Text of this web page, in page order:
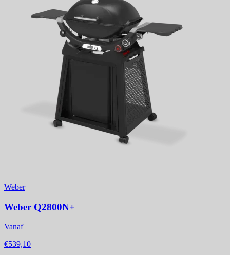
Weber
Weber Q2800N+
Vanaf
€539,10